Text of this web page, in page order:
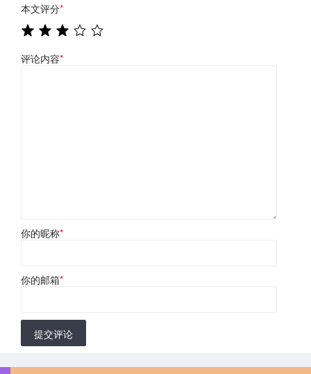
本文评分*
评论内容*
你的昵称*
你的邮箱*
提交评论